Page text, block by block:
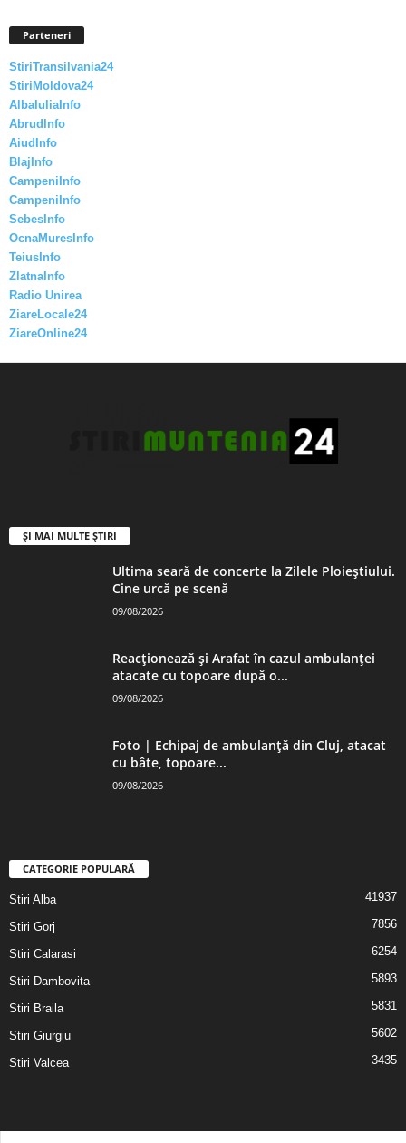
Parteneri
StiriTransilvania24
StiriMoldova24
AlbaIuliaInfo
AbrudInfo
AiudInfo
BlajInfo
CampeniInfo
CampeniInfo
SebesInfo
OcnaMuresInfo
TeiusInfo
ZlatnaInfo
Radio Unirea
ZiareLocale24
ZiareOnline24
ȘI MAI MULTE ȘTIRI
Ultima seară de concerte la Zilele Ploieștiului.
Cine urcă pe scenă
09/08/2026
Reacționează și Arafat în cazul ambulanței
atacate cu topoare după o...
09/08/2026
Foto | Echipaj de ambulanță din Cluj, atacat
cu bâte, topoare...
09/08/2026
CATEGORIE POPULARĂ
Stiri Alba 41937
Stiri Gorj 7856
Stiri Calarasi 6254
Stiri Dambovita 5893
Stiri Braila 5831
Stiri Giurgiu 5602
Stiri Valcea 3435